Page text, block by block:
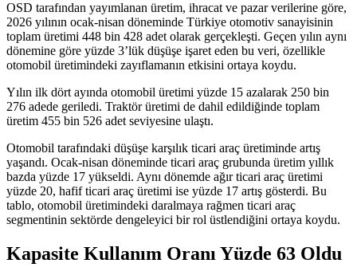
OSD tarafından yayımlanan üretim, ihracat ve pazar verilerine göre,
2026 yılının ocak-nisan döneminde Türkiye otomotiv sanayisinin
toplam üretimi 448 bin 428 adet olarak gerçekleşti. Geçen yılın aynı
dönemine göre yüzde 3’lük düşüşe işaret eden bu veri, özellikle
otomobil üretimindeki zayıflamanın etkisini ortaya koydu.
Yılın ilk dört ayında otomobil üretimi yüzde 15 azalarak 250 bin
276 adede geriledi. Traktör üretimi de dahil edildiğinde toplam
üretim 455 bin 526 adet seviyesine ulaştı.
Otomobil tarafındaki düşüşe karşılık ticari araç üretiminde artış
yaşandı. Ocak-nisan döneminde ticari araç grubunda üretim yıllık
bazda yüzde 17 yükseldi. Aynı dönemde ağır ticari araç üretimi
yüzde 20, hafif ticari araç üretimi ise yüzde 17 artış gösterdi. Bu
tablo, otomobil üretimindeki daralmaya rağmen ticari araç
segmentinin sektörde dengeleyici bir rol üstlendiğini ortaya koydu.
Kapasite Kullanım Oranı Yüzde 63 Oldu